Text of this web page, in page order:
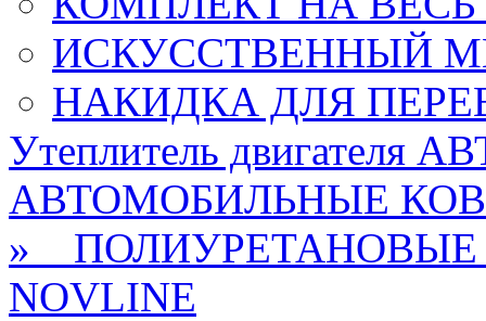
ИСКУССТВЕННЫЙ
НАКИДКА ДЛЯ
Утеплитель двигателя
АВТОМОБИЛЬНЫЕ
» ПОЛИУРЕТАНОВЫЕ
NOVLINE